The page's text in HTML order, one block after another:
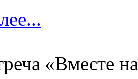
«Вместе